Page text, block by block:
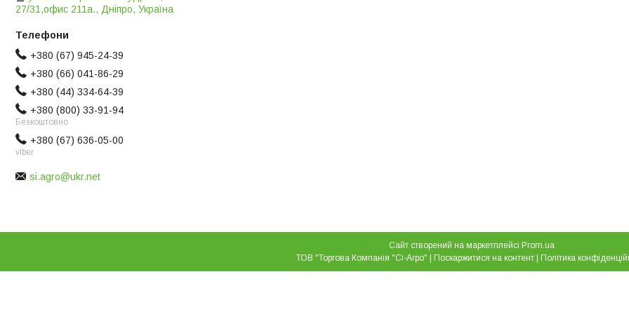
27/31,офис 211а., Дніпро, Україна
+380 (67) 945-24-39
+380 (66) 041-86-29
+380 (44) 334-64-39
+380 (800) 33-91-94
Безкоштовно
+380 (67) 636-05-00
viber
si.agro@ukr.net
Сайт створений на маркетплейсі Prom.ua
ТОВ "Торгова Компанія "Сі-Агро" | Поскаржитися на контент | Політика